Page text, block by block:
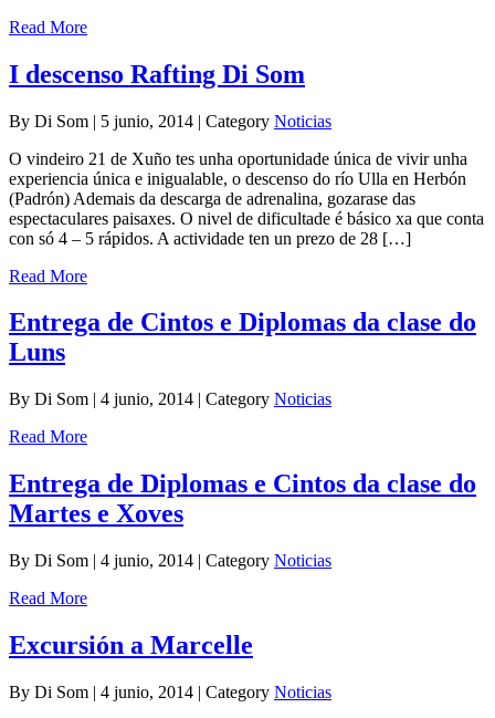
Read More
I descenso Rafting Di Som
By Di Som | 5 junio, 2014 | Category Noticias
O vindeiro 21 de Xuño tes unha oportunidade única de vivir unha
experiencia única e inigualable, o descenso do río Ulla en Herbón
(Padrón) Ademais da descarga de adrenalina, gozarase das
espectaculares paisaxes. O nivel de dificultade é básico xa que conta
con só 4 – 5 rápidos. A actividade ten un prezo de 28 […]
Read More
Entrega de Cintos e Diplomas da clase do
Luns
By Di Som | 4 junio, 2014 | Category Noticias
Read More
Entrega de Diplomas e Cintos da clase do
Martes e Xoves
By Di Som | 4 junio, 2014 | Category Noticias
Read More
Excursión a Marcelle
By Di Som | 4 junio, 2014 | Category Noticias